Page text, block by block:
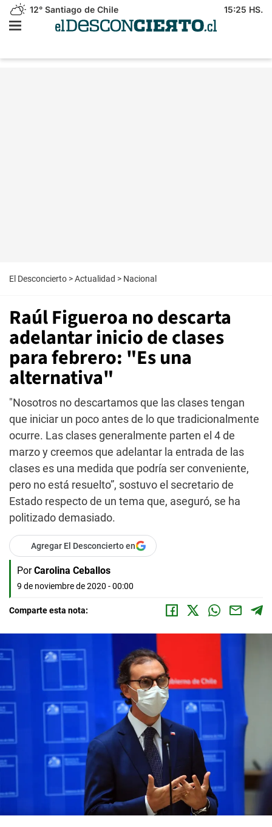
12° Santiago de Chile 15:25 HS.
El Desconcierto >Actualidad > Nacional
Raúl Figueroa no descarta
adelantar inicio de clases
para febrero: "Es una
alternativa"
"Nosotros no descartamos que las clases tengan
que iniciar un poco antes de lo que tradicionalmente
ocurre. Las clases generalmente parten el 4 de
marzo y creemos que adelantar la entrada de las
clases es una medida que podría ser conveniente,
pero no está resuelto”, sostuvo el secretario de
Estado respecto de un tema que, aseguró, se ha
politizado demasiado.
Agregar El Desconcierto en
Por Carolina Ceballos
9 de noviembre de 2020 - 00:00
Comparte esta nota: